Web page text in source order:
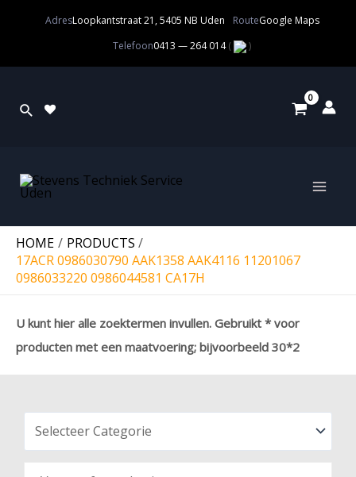
AdresLoopkantstraat 21, 5405 NB Uden RouteGoogle Maps
Telefoon0413 — 264 014( )
HOME
PRODUCTS
17ACR 0986030790 AAK1358 AAK4116 11201067
0986033220 0986044581 CA17H
U kunt hier alle zoektermen invullen. Gebruikt * voor
producten met een maatvoering; bijvoorbeeld 30*2